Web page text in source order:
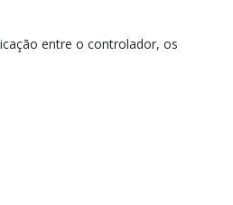
entre o controlador, os